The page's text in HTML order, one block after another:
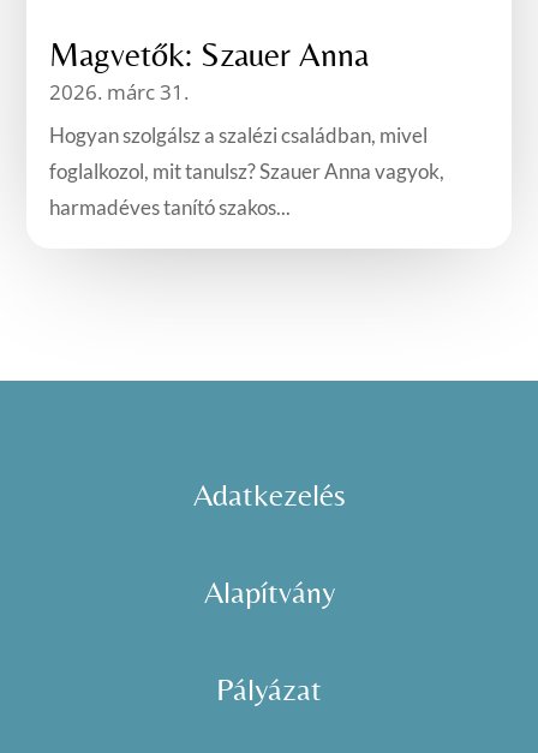
Magvetők: Szauer Anna
2026. márc 31.
Hogyan szolgálsz a szalézi családban, mivel
foglalkozol, mit tanulsz? Szauer Anna vagyok,
harmadéves tanító szakos...
Adatkezelés
Alapítvány
Pályázat